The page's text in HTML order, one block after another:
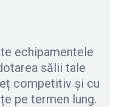
echipamentele
sălii tale
competitiv și cu
pe termen lung.